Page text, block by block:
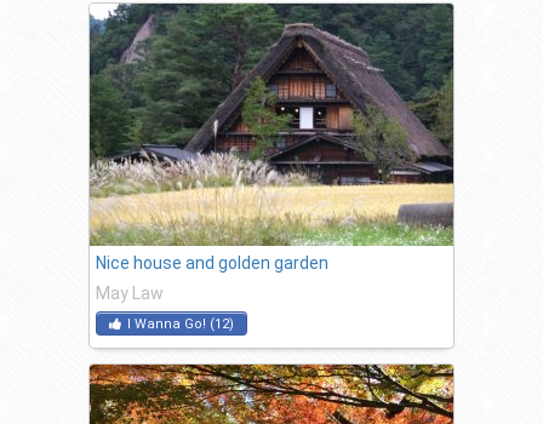
Nice house and golden garden
May Law
I Wanna Go! (12)